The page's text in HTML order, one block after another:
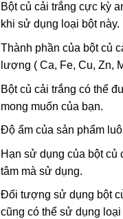
Bột củ cải trắng cực kỳ
khi sử dụng loại bột này.
Thành phần của bột củ
lượng ( Ca, Fe, Cu, Zn,
Bột củ cải trắng có thể
mong muốn của bạn.
Độ ẩm của sản phẩm
Hạn sử dụng của bột củ
tâm mà sử dụng.
Đối tượng sử dụng bột
cũng có thể sử dụng loại